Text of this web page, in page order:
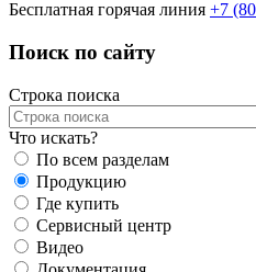
Бесплатная горячая линия +7
Поиск по сайту
Строка поиска
Что искать?
По всем разделам
Продукцию
Где купить
Сервисный центр
Видео